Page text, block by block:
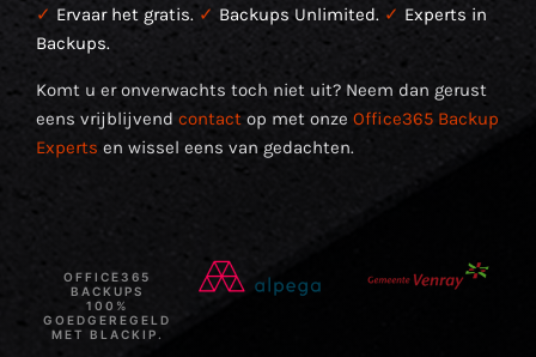
✓ Ervaar het gratis. ✓ Backups Unlimited. ✓ Experts in
Backups.
Komt u er onverwachts toch niet uit? Neem dan gerust
eens vrijblijvend contactop met onze Office365 Backup
Experts en wissel eens van gedachten.
OFFICE365
BACKUPS
100%
GOEDGEREGELD
MET BLACKIP.